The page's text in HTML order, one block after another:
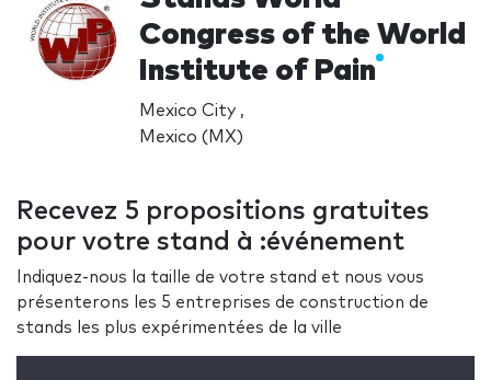
Congress of the World
Institute of Pain
Mexico City ,
Mexico (MX)
Recevez 5 propositions gratuites
pour votre stand à :événement
Indiquez-nous la taille de votre stand et nous vous
présenterons les 5 entreprises de construction de
stands les plus expérimentées de la ville